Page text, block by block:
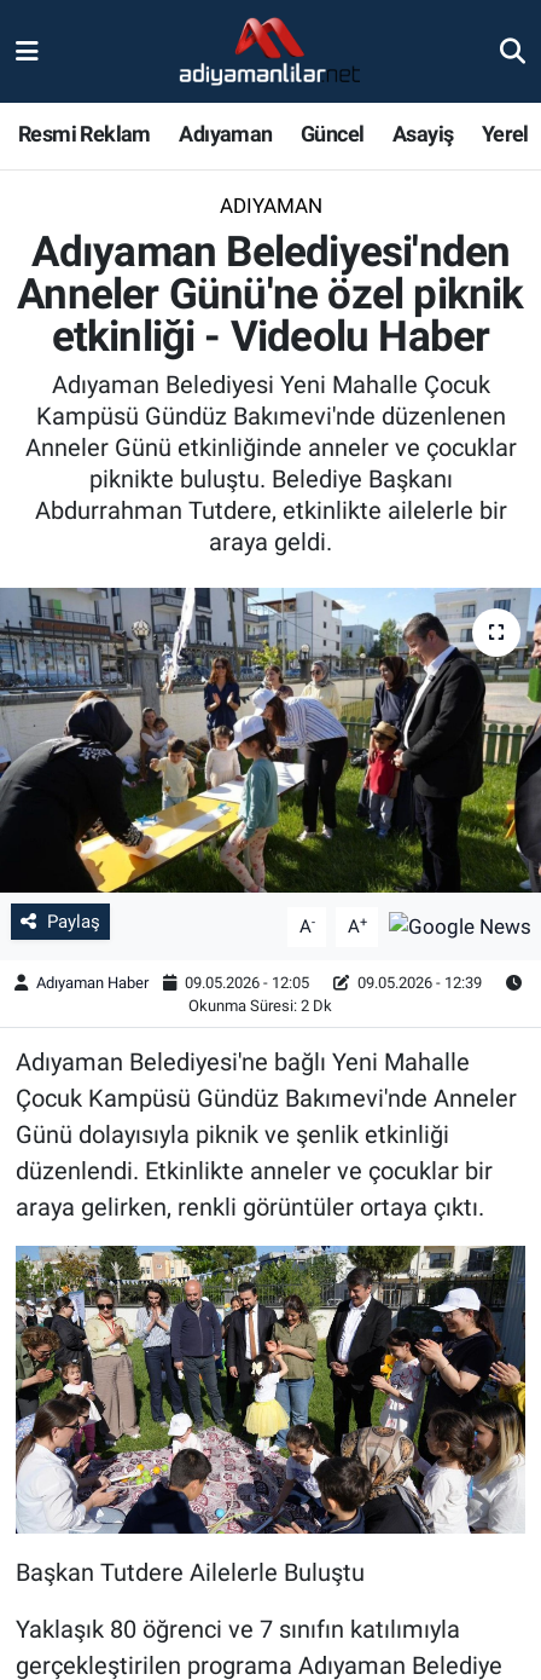
Resmi Reklam Adıyaman Güncel Asayiş Yerel
ADIYAMAN
Adıyaman Belediyesi'nden
Anneler Günü'ne özel piknik
etkinliği - Videolu Haber
Adıyaman Belediyesi Yeni Mahalle Çocuk
Kampüsü Gündüz Bakımevi'nde düzenlenen
Anneler Günü etkinliğinde anneler ve çocuklar
piknikte buluştu. Belediye Başkanı
Abdurrahman Tutdere, etkinlikte ailelerle bir
araya geldi.
Paylaş A- A+
Adıyaman Haber 09.05.2026 - 12:05
09.05.2026 - 12:39
Okunma Süresi: 2 Dk
Adıyaman Belediyesi'ne bağlı Yeni Mahalle
Çocuk Kampüsü Gündüz Bakımevi'nde Anneler
Günü dolayısıyla piknik ve şenlik etkinliği
düzenlendi. Etkinlikte anneler ve çocuklar bir
araya gelirken, renkli görüntüler ortaya çıktı.
Başkan Tutdere Ailelerle Buluştu
Yaklaşık 80 öğrenci ve 7 sınıfın katılımıyla
gerçekleştirilen programa Adıyaman Belediye
Magazin
Bölge Haberleri
Gündem
Asayiş
Sağlık
Özel Haber
Kültür Sanat
Eğitim
Ekonomi
Yaşam
Çevre
Şambayat Haber
Nöbetçi Eczaneler
Adiyaman Namaz Vakitleri
Trafik Durumu
Süper Lig Puan Durumu ve Fikstür
Tüm Manşetler
Son Dakika Haberleri
Haber Arşivi